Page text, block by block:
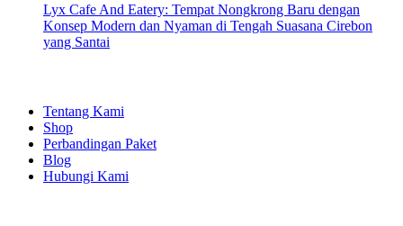
Lyx Cafe And Eatery: Tempat Nongkrong Baru dengan
Konsep Modern dan Nyaman di Tengah Suasana Cirebon
yang Santai
Tentang Kami
Shop
Perbandingan Paket
Blog
Hubungi Kami